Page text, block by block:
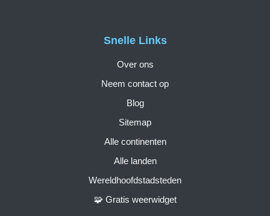
Snelle Links
Over ons
Neem contact op
Blog
Sitemap
Alle continenten
Alle landen
Wereldhoofdstadsteden
🧩 Gratis weerwidget